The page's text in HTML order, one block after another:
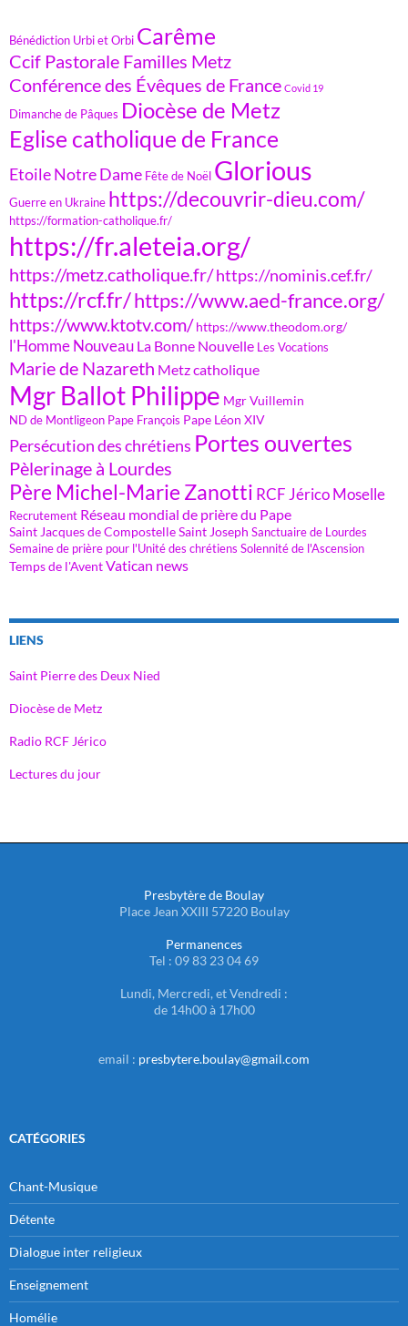
Bénédiction Urbi et Orbi Carême
Ccif Pastorale Familles Metz
Conférence des Évêques de France Covid 19
Dimanche de Pâques Diocèse de Metz
Eglise catholique de France
Etoile Notre Dame Fête de Noël Glorious
Guerre en Ukraine https://decouvrir-dieu.com/
https://formation-catholique.fr/
https://fr.aleteia.org/
https://metz.catholique.fr/https://nominis.cef.fr/
https://rcf.fr/https://www.aed-france.org/
https://www.ktotv.com/ https://www.theodom.org/
l'Homme Nouveau La Bonne Nouvelle Les Vocations
Marie de Nazareth Metz catholique
Mgr Ballot Philippe Mgr Vuillemin
ND de Montligeon Pape François Pape Léon XIV
Persécution des chrétiens Portes ouvertes
Pèlerinage à Lourdes
Père Michel-Marie Zanotti RCF Jérico Moselle
Recrutement Réseau mondial de prière du Pape
Saint Jacques de CompostelleSaint Joseph Sanctuaire de Lourdes
Semaine de prière pour l'Unité des chrétiens Solennité de l'Ascension
Temps de l'AventVatican news
LIENS
Saint Pierre des Deux Nied
Diocèse de Metz
Radio RCF Jérico
Lectures du jour
Presbytère de Boulay
Place Jean XXIII 57220 Boulay
Permanences
Tel : 09 83 23 04 69
Lundi, Mercredi, et Vendredi :
de 14h00 à 17h00
email : presbytere.boulay@gmail.com
CATÉGORIES
Chant-Musique
Détente
Dialogue inter religieux
Enseignement
Homélie